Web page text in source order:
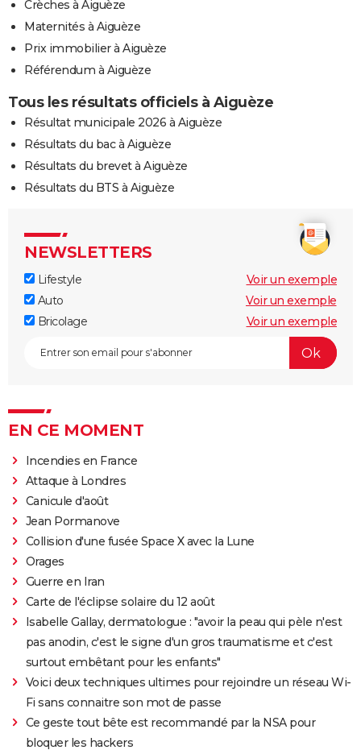
Crèches à Aiguèze
Maternités à Aiguèze
Prix immobilier à Aiguèze
Référendum à Aiguèze
Tous les résultats officiels à Aiguèze
Résultat municipale 2026 à Aiguèze
Résultats du bac à Aiguèze
Résultats du brevet à Aiguèze
Résultats du BTS à Aiguèze
NEWSLETTERS
Lifestyle
Voir un exemple
Auto
Voir un exemple
Bricolage
Voir un exemple
EN CE MOMENT
Incendies en France
Attaque à Londres
Canicule d'août
Jean Pormanove
Collision d'une fusée Space X avec la Lune
Orages
Guerre en Iran
Carte de l'éclipse solaire du 12 août
Isabelle Gallay, dermatologue : "avoir la peau qui pèle n'est
pas anodin, c'est le signe d'un gros traumatisme et c'est
surtout embêtant pour les enfants"
Voici deux techniques ultimes pour rejoindre un réseau Wi-
Fi sans connaitre son mot de passe
Ce geste tout bête est recommandé par la NSA pour
bloquer les hackers